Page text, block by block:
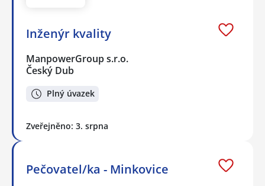
Inženýr kvality
ManpowerGroup s.r.o.
Český Dub
Plný úvazek
Zveřejněno: 3. srpna
Pečovatel/ka - Minkovice